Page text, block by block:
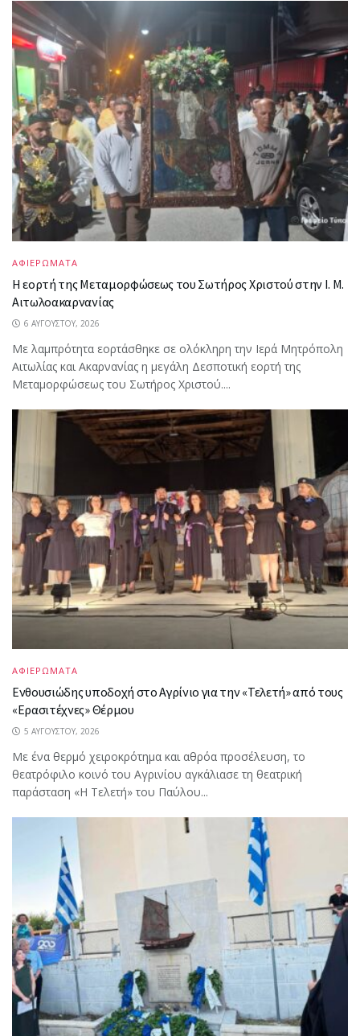
ΑΦΙΕΡΩΜΑΤΑ
Η εορτή της Μεταμορφώσεως του Σωτήρος Χριστού στην Ι. Μ.
Αιτωλοακαρνανίας
6 ΑΥΓΟΎΣΤΟΥ, 2026
Με λαμπρότητα εορτάσθηκε σε ολόκληρη την Ιερά Μητρόπολη
Αιτωλίας και Ακαρνανίας η μεγάλη Δεσποτική εορτή της
Μεταμορφώσεως του Σωτήρος Χριστού....
ΑΦΙΕΡΩΜΑΤΑ
Ενθουσιώδης υποδοχή στο Αγρίνιο για την «Τελετή» από τους
«Ερασιτέχνες» Θέρμου
5 ΑΥΓΟΎΣΤΟΥ, 2026
Με ένα θερμό χειροκρότημα και αθρόα προσέλευση, το
θεατρόφιλο κοινό του Αγρινίου αγκάλιασε τη θεατρική
παράσταση «Η Τελετή» του Παύλου...